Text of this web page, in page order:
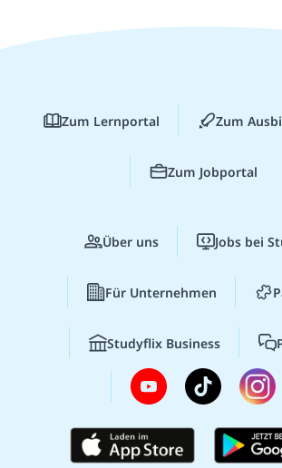
Zum Lernportal Zum
Zum Jobportal
Über uns Jobs bei
Für Unternehmen
Studyflix Business